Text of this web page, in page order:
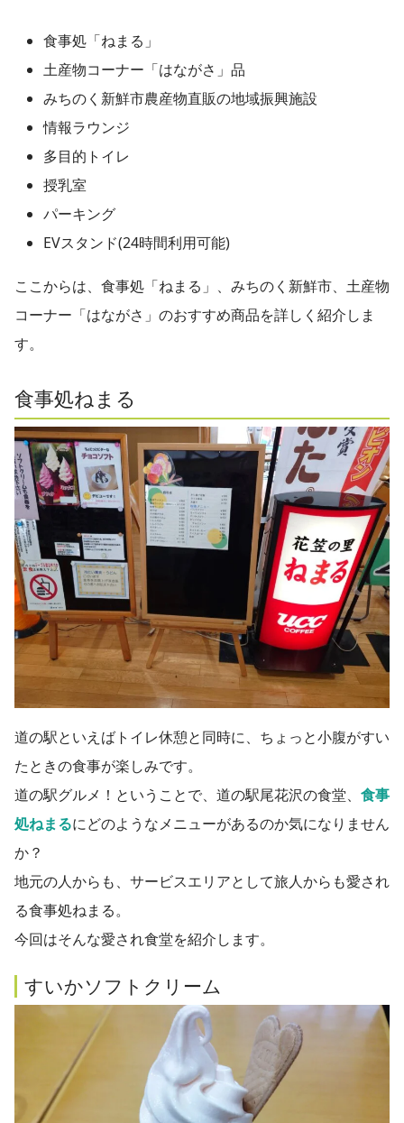
食事処「ねまる」
土産物コーナー「はながさ」品
みちのく新鮮市農産物直販の地域振興施設
情報ラウンジ
多目的トイレ
授乳室
パーキング
EVスタンド(24時間利用可能)
ここからは、食事処「ねまる」、みちのく新鮮市、土産物
コーナー「はながさ」のおすすめ商品を詳しく紹介しま
す。
食事処ねまる
道の駅といえばトイレ休憩と同時に、ちょっと小腹がすい
たときの食事が楽しみです。
道の駅グルメ！ということで、道の駅尾花沢の食堂、 食事
処ねまるにどのようなメニューがあるのか気になりません
か？
地元の人からも、サービスエリアとして旅人からも愛され
る食事処ねまる。
今回はそんな愛され食堂を紹介します。
すいかソフトクリーム